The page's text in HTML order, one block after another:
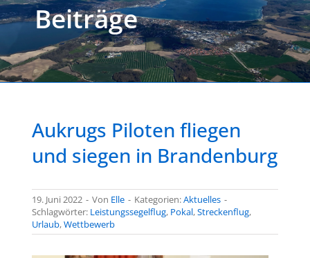
Beiträge
Aukrugs Piloten fliegen
und siegen in Brandenburg
19. Juni 2022 - Von Elle - Kategorien:Aktuelles -
Schlagwörter: Leistungssegelflug, Pokal,Streckenflug,
Urlaub,Wettbewerb